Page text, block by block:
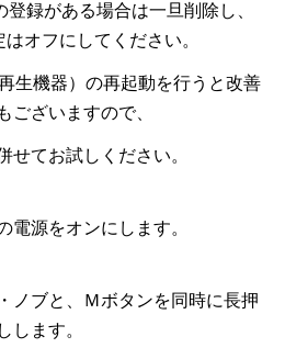
録がある場合は一旦削除し、
オフにしてください。
生機器）の再起動を行うと改善
ございますので、
せてお試しください。
源をオンにします。
ノブと、Ｍボタンを同時に長押
しします。